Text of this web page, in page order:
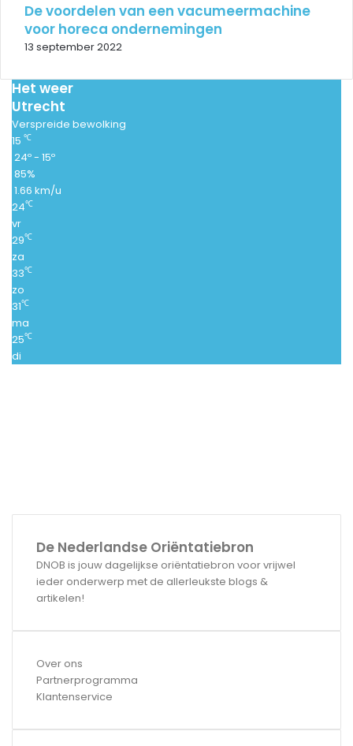
De voordelen van een vacumeermachine
voor horeca ondernemingen
13 september 2022
Het weer
Utrecht
Verspreide bewolking
15 ℃
24º - 15º
85%
1.66 km/u
24℃
vr
29℃
za
33℃
zo
31℃
ma
25℃
di
De Nederlandse Oriëntatiebron
DNOB is jouw dagelijkse oriëntatiebron voor vrijwel
ieder onderwerp met de allerleukste blogs &
artikelen!
Over ons
Partnerprogramma
Klantenservice